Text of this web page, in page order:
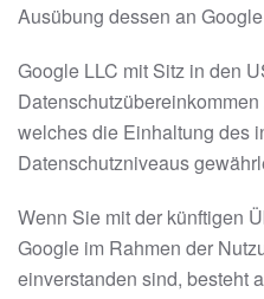
Ausübung dessen an
Google LLC mit Sitz in den
welches die Einhaltung des
Datenschutzniveaus
Wenn Sie mit der künftigen
Google im Rahmen der
einverstanden sind, besteht